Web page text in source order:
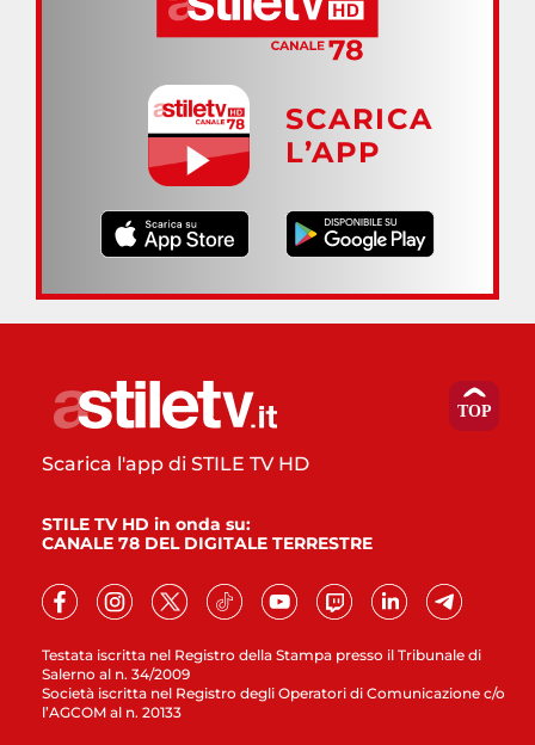
SCARICA
L’APP
Testata iscritta nel Registro della Stampa presso il Tribunale di
Salerno al n. 34/2009
Società iscritta nel Registro degli Operatori di Comunicazione c/o
l’AGCOM al n. 20133
Scarica l'app di STILE TV HD
STILE TV HD in onda su:
CANALE 78 DEL DIGITALE TERRESTRE